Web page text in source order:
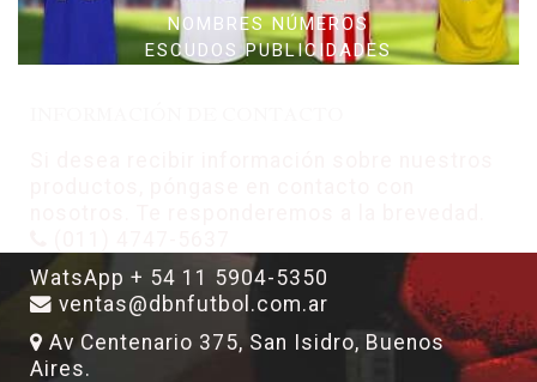
NOMBRES NÚMEROS
ESCUDOS PUBLICIDADES
WatsApp + 54 11 5904-5350
ventas@dbnfutbol.com.ar
Av Centenario 375, San Isidro, Buenos
Aires.